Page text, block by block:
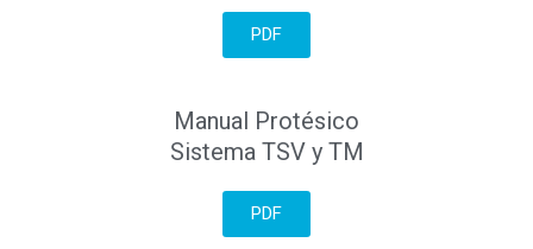
PDF
Manual Protésico
Sistema TSV y TM
PDF